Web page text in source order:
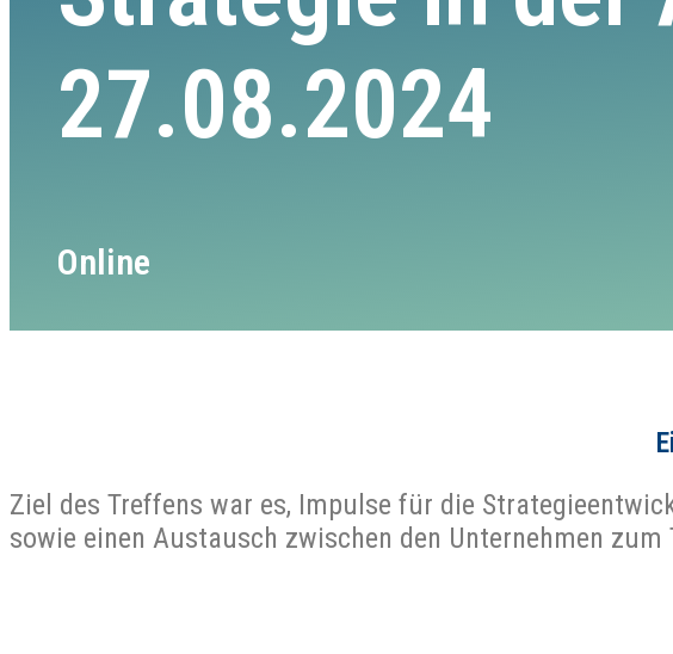
27.08.2024
Online
Ziel des Treffens war es, Impulse für die
sowie einen Austausch zwischen den Unternehmen